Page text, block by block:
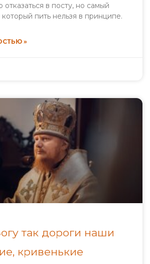
в посту, но самый
пить нельзя в принципе.
»
так дороги наши
кривенькие